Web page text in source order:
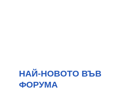
НАЙ-НОВОТО ВЪВ
ФОРУМА